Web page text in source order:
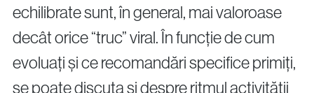
echilibrate sunt, în general, mai valoroase
decât orice “truc” viral. În funcție de cum
evoluați și ce recomandări specifice primiți,
se poate discuta și despre ritmul activității